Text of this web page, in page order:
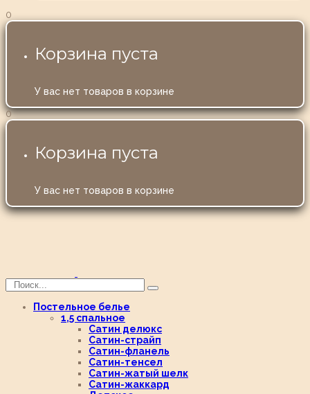
0
Корзина пуста
У вас нет товаров в корзине
0
Корзина пуста
У вас нет товаров в корзине
Постельное белье
1,5 спальное
Сатин делюкс
Сатин-страйп
Сатин-фланель
Сатин-тенсел
Сатин-жатый шелк
Сатин-жаккард